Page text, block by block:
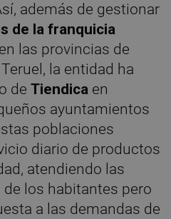
además de gestionar
de la franquicia
en las provincias de
la entidad ha
deTiendica en
ayuntamientos
poblaciones
diario de productos
atendiendo las
los habitantes pero
a las demandas de